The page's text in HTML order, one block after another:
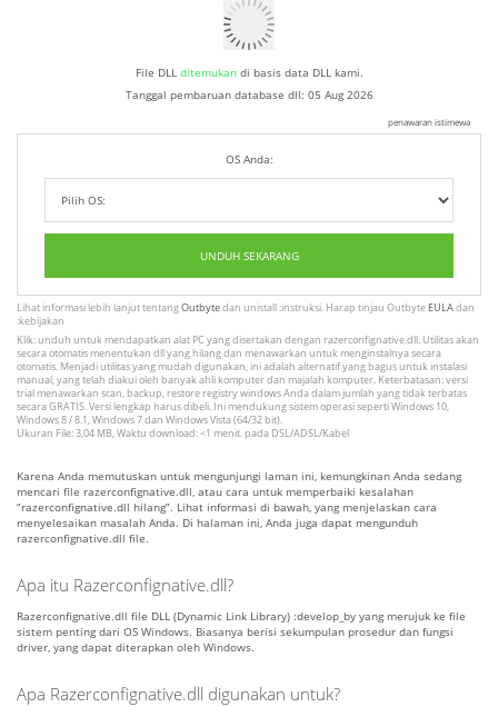
File DLL ditemukandi basis data DLL kami.
Tanggal pembaruan database dll: 05 Aug 2026
penawaran istimewa
OS Anda:
UNDUH SEKARANG
Lihat informasi lebih lanjut tentangOutbytedan unistall :instruksi. Harap tinjau Outbyte EULAdan
:kebijakan
Klik: unduh untuk mendapatkan alat PC yang disertakan dengan razerconfignative.dll. Utilitas akan
secara otomatis menentukan dll yang hilang dan menawarkan untuk menginstalnya secara
otomatis. Menjadi utilitas yang mudah digunakan, ini adalah alternatif yang bagus untuk instalasi
manual, yang telah diakui oleh banyak ahli komputer dan majalah komputer. Keterbatasan: versi
trial menawarkan scan, backup, restore registry windows Anda dalam jumlah yang tidak terbatas
secara GRATIS. Versi lengkap harus dibeli. Ini mendukung sistem operasi seperti Windows 10,
Windows 8 / 8.1, Windows 7 dan Windows Vista (64/32 bit).
Ukuran File: 3,04 MB, Waktu download: <1 menit. pada DSL/ADSL/Kabel
Karena Anda memutuskan untuk mengunjungi laman ini, kemungkinan Anda sedang
mencari file razerconfignative.dll, atau cara untuk memperbaiki kesalahan
“razerconfignative.dll hilang”. Lihat informasi di bawah, yang menjelaskan cara
menyelesaikan masalah Anda. Di halaman ini, Anda juga dapat mengunduh
razerconfignative.dll file.
Apa itu Razerconfignative.dll?
Razerconfignative.dll file DLL (Dynamic Link Library) :develop_by yang merujuk ke file
sistem penting dari OS Windows. Biasanya berisi sekumpulan prosedur dan fungsi
driver, yang dapat diterapkan oleh Windows.
Apa Razerconfignative.dll digunakan untuk?